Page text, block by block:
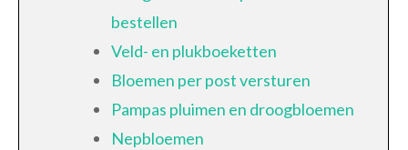
bestellen
Veld- en plukboeketten
Bloemen per post versturen
Pampas pluimen en droogbloemen
Nepbloemen